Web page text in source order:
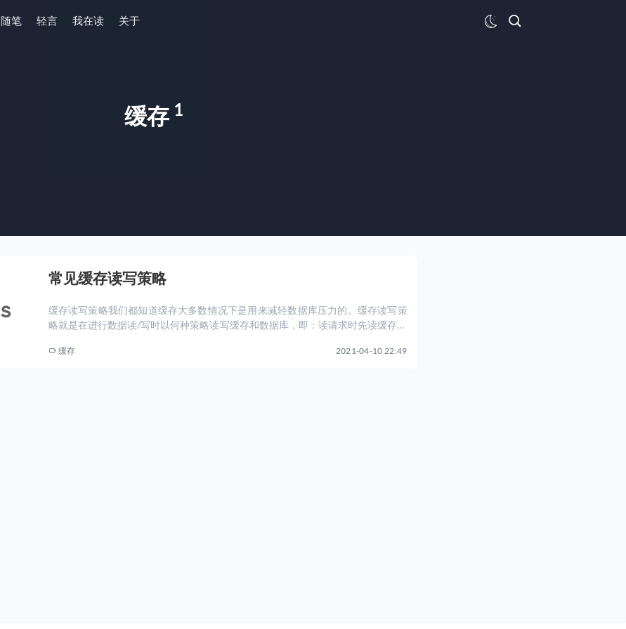
随笔 轻言 我在读 关于
缓存 1
常见缓存读写策略
缓存读写策略我们都知道缓存大多数情况下是用来减轻数据库压力的。缓存读写策
略就是在进行数据读/写时以何种策略读写缓存和数据库，即：读请求时先读缓存还
还是异步更新等一系列问题的方案。Cache Aside PatternCache
缓存 2021-04-10 22:49